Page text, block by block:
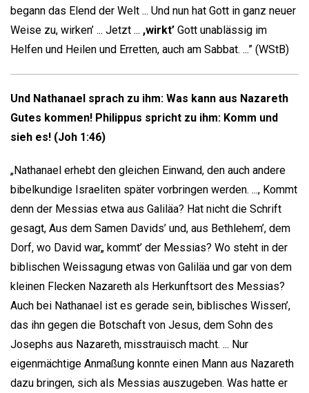
begann das Elend der Welt ... Und nun hat Gott in ganz neuer
Weise zu, wirken’ ... Jetzt ... ,wirkt’ Gott unablässig im
Helfen und Heilen und Erretten, auch am Sabbat. ...” (WStB)
Und Nathanael sprach zu ihm: Was kann aus Nazareth
Gutes kommen! Philippus spricht zu ihm: Komm und
sieh es! (Joh 1:46)
„Nathanael erhebt den gleichen Einwand, den auch andere
bibelkundige Israeliten später vorbringen werden. ..., Kommt
denn der Messias etwa aus Galiläa? Hat nicht die Schrift
gesagt, Aus dem Samen Davids’ und, aus Bethlehem’, dem
Dorf, wo David war„ kommt’ der Messias? Wo steht in der
biblischen Weissagung etwas von Galiläa und gar von dem
kleinen Flecken Nazareth als Herkunftsort des Messias?
Auch bei Nathanael ist es gerade sein, biblisches Wissen’,
das ihn gegen die Botschaft von Jesus, dem Sohn des
Josephs aus Nazareth, misstrauisch macht. ... Nur
eigenmächtige Anmaßung konnte einen Mann aus Nazareth
dazu bringen, sich als Messias auszugeben. Was hatte er